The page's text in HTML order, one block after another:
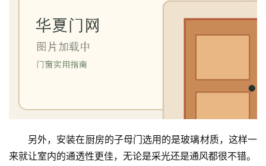
页
户
另外，安装在厨房的子母门选用的是玻璃材质，这样一
来就让室内的通透性更佳，无论是采光还是通风都很不错。